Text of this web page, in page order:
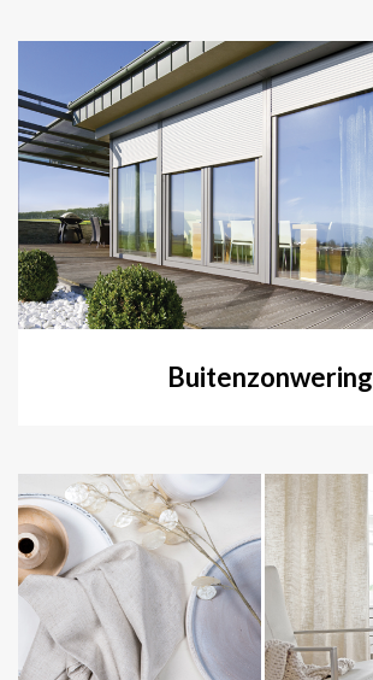
Buitenzonwering